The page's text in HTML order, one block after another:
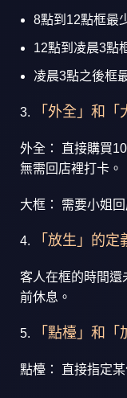
8點到12點框最
12點到凌晨3點
凌晨3點之後框
「外全」和
外全： 直接購買
無需回店裡打卡。
大框： 需要小姐
「放生」的定
客人在框的時間還
前休息。
「點檯」和
點檯： 直接指定